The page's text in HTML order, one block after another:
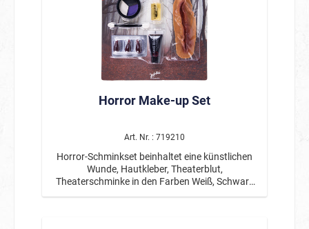
Horror Make-up Set
Art. Nr. : 719210
Horror-Schminkset beinhaltet eine künstlichen
Wunde, Hautkleber, Theaterblut,
Theaterschminke in den Farben Weiß, Schwarz
und Violett, 3 Blutkapseln zum Zerbeißen, und